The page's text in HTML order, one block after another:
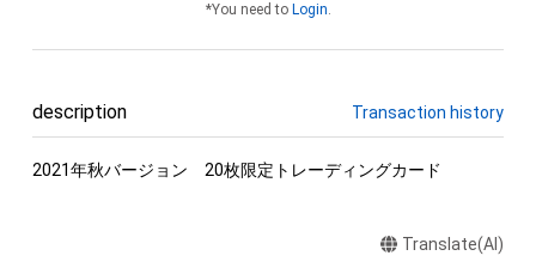
*You need to Login.
description Transaction history
2021年秋バージョン　20枚限定トレーディングカード
Translate(AI)